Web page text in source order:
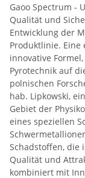
Gaoo Spectrum -
Qualität und
Entwicklung der
Produktlinie. Eine
innovative
Pyrotechnik auf
polnischen
hab. Lipkowski,
Gebiet der
eines speziellen
Schadstoffen, die
Qualität und
kombiniert mit